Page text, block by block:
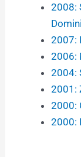
2008:
2007:
2006:
2004:
2001:
2000:
2000: